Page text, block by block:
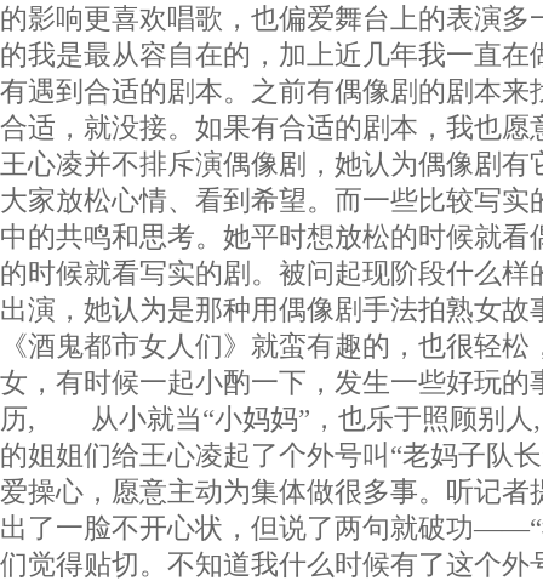
的影响更喜欢唱歌，也偏爱舞台上的表演多
的我是最从容自在的，加上近几年我一直在
有遇到合适的剧本。之前有偶像剧的剧本来
合适，就没接。如果有合适的剧本，我
王心凌并不排斥演偶像剧，她认为偶像剧有
大家放松心情、看到希望。而一些比较写实
中的共鸣和思考。她平时想放松的时候就看
的时候就看写实的剧。被问起现阶段什么样
出演，她认为是那种用偶像剧手法拍熟女故
《酒鬼都市女人们》就蛮有趣的，也很轻
女，有时候一起小酌一下，发生一些好玩
历, 从小就当“小妈妈”，也乐于照顾别
的姐姐们给王心凌起了个外号叫“老妈子队
爱操心，愿意主动为集体做很多事。听记者
出了一脸不开心状，但说了两句就破功
们觉得贴切。不知道我什么时候有了这个外